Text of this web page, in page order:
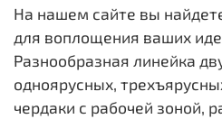
На нашем сайте вы
для воплощения ваших
Разнообразная линейка
одноярусных,
чердаки с рабочей зоной,